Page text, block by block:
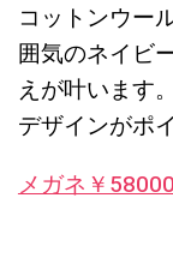
コットンウー
囲気のネイビ
えが叶います
デザインがポ
メガネ￥